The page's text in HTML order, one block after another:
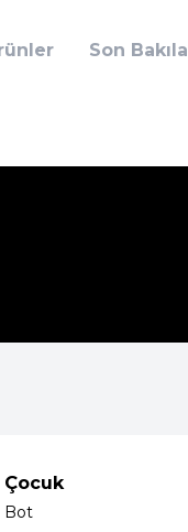
Son
Çocuk
Bot